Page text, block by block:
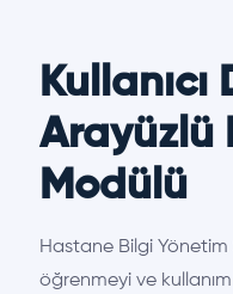
Kullanıcı
Arayüzlü
Modülü
Hastane Bilgi Yönetim
öğrenmeyi ve kullanım